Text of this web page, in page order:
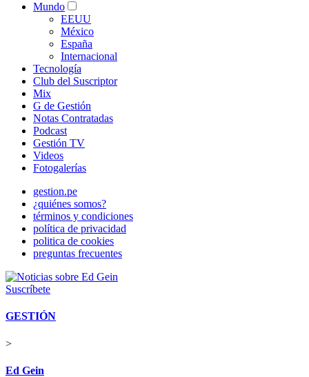
Mundo
EEUU
México
España
Internacional
Tecnología
Club del Suscriptor
Mix
G de Gestión
Notas Contratadas
Podcast
Gestión TV
Videos
Fotogalerías
gestion.pe
¿quiénes somos?
términos y condiciones
política de privacidad
politica de cookies
preguntas frecuentes
Suscríbete
GESTIÓN
>
Ed Gein